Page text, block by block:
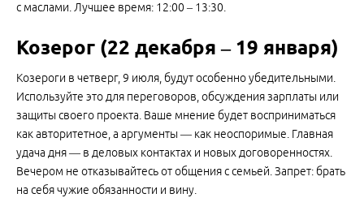
с маслами. Лучшее время: 12:00 – 13:30.
Козерог (22 декабря – 19 января)
Козероги в четверг, 9 июля, будут особенно убедительными.
Используйте это для переговоров, обсуждения зарплаты или
защиты своего проекта. Ваше мнение будет восприниматься
как авторитетное, а аргументы — как неоспоримые. Главная
удача дня — в деловых контактах и новых договоренностях.
Вечером не отказывайтесь от общения с семьей. Запрет: брать
на себя чужие обязанности и вину.